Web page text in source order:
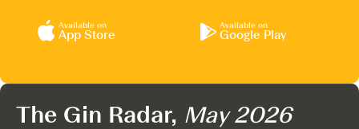
Available on
App Store
Available on
Google Play
The Gin Radar, May 2026